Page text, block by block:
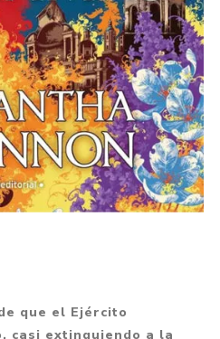
que el Ejército
casi extinguiendo a la